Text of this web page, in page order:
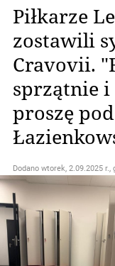
Piłkarze
zostawili
Cravovii.
sprzątnie
proszę
Dodano wtorek, 2.09.2025 r.,